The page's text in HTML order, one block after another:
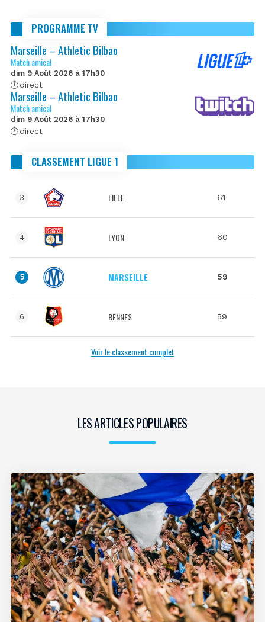
PROGRAMME TV
Marseille – Athletic Bilbao
Match amical
dim 9 Août 2026 à 17h30
direct
Marseille – Athletic Bilbao
Match amical
dim 9 Août 2026 à 17h30
direct
CLASSEMENT LIGUE 1
3 LILLE 61
4 LYON 60
5 MARSEILLE 59
6 RENNES 59
Voir le classement complet
LES ARTICLES POPULAIRES